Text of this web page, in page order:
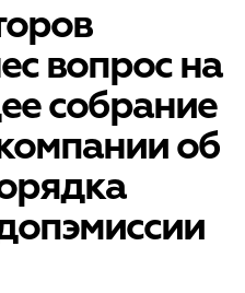
вопрос на
собрание
об